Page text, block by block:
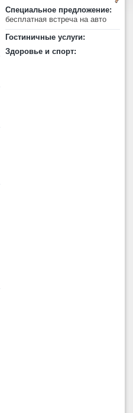
Специальное предложение:
бесплатная встреча на авто
Гостиничные услуги:
Здоровье и спорт: